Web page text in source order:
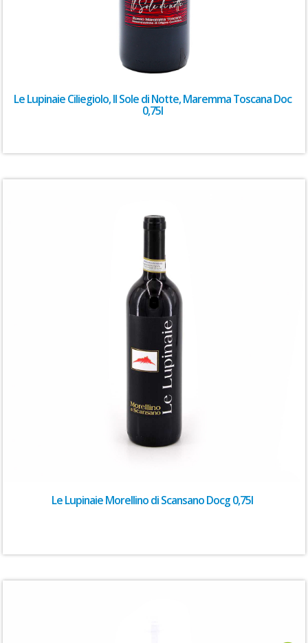
Le Lupinaie Ciliegiolo, Il Sole di Notte, Maremma Toscana Doc
0,75l
Le Lupinaie Morellino di Scansano Docg 0,75l